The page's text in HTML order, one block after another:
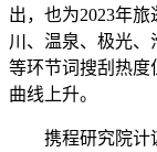
出，也为2023年
川、温泉、极光
等环节词搜刮热度
曲线上升。
携程研究院计谋